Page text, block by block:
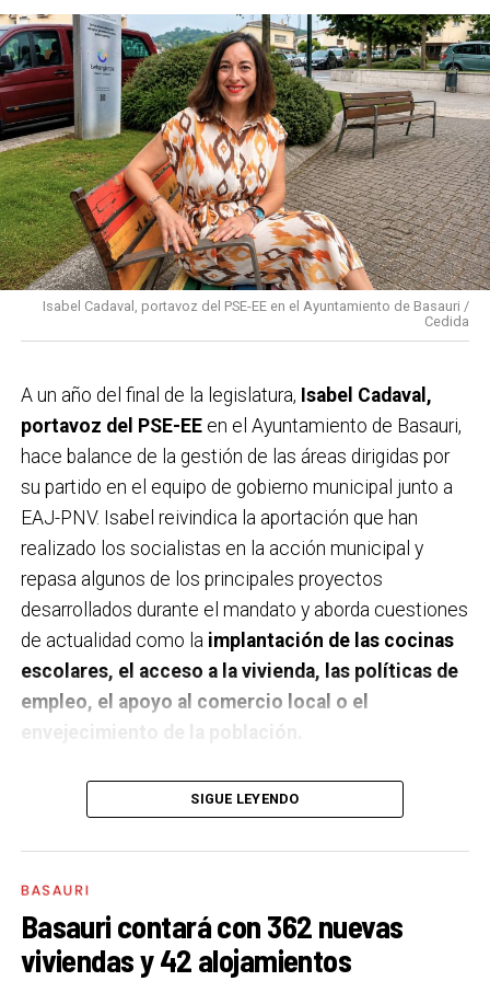
Isabel Cadaval, portavoz del PSE-EE en el Ayuntamiento de Basauri /
Cedida
A un año del final de la legislatura, Isabel Cadaval,
portavoz del PSE-EEen el Ayuntamiento de Basauri,
hace balance de la gestión de las áreas dirigidas por
su partido en el equipo de gobierno municipal junto a
EAJ-PNV. Isabel reivindica la aportación que han
realizado los socialistas en la acción municipal y
repasa algunos de los principales proyectos
desarrollados durante el mandato y aborda cuestiones
de actualidad como la implantación de las cocinas
escolares, el acceso a la vivienda, las políticas de
empleo, el apoyo al comercio local o el
envejecimiento de la población.
A un año de acabar la legislatura, ¿qué balance
haces de la gestión del PSE en tus áreas dentro
del equipo de gobierno y qué proyectos
los gobiernos sirve para transformar y mejorar la vida
de las personas y, por eso, tan importante como la
SIGUE LEYENDO
BASAURI
Basauri contará con 362 nuevas
viviendas y 42 alojamientos